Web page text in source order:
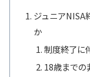
ジュニアNISA
か
制度終了に
18歳までの